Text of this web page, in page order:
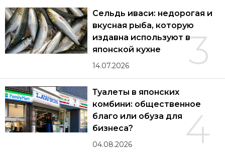
3
Сельдь иваси: недорогая и
вкусная рыба, которую
издавна используют в
японской кухне
14.07.2026
4
Туалеты в японских
комбини: общественное
благо или обуза для
бизнеса?
04.08.2026